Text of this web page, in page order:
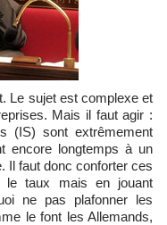
Le sujet est complexe et
Mais il faut agir :
(IS) sont extrêmement
encore longtemps à un
Il faut donc conforter ces
le taux mais en jouant
ne pas plafonner les
le font les Allemands,